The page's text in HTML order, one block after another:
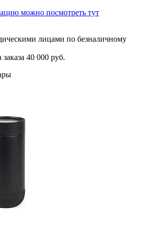
можно посмотреть тут
лицами по безналичному
40 000 руб.